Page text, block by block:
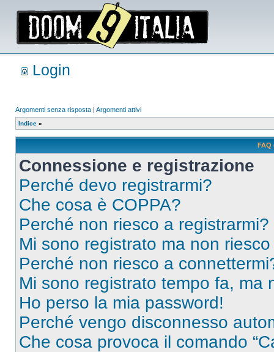
Login
Argomenti senza risposta | Argomenti attivi
Indice »
FAQ
Connessione e registrazione
Perché devo registrarmi?
Che cosa è COPPA?
Perché non riesco a registrarmi?
Mi sono registrato ma non
Perché non riesco a
Mi sono registrato tempo fa, ma
Ho perso la mia password!
Perché vengo disconnesso
Che cosa provoca il comando